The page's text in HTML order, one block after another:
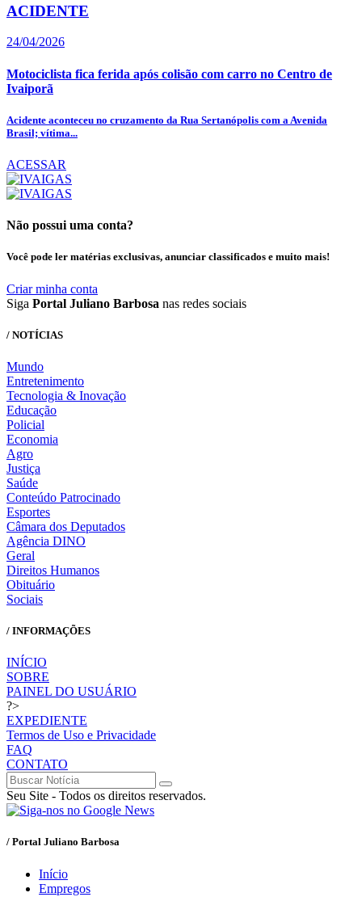
ACIDENTE
24/04/2026
Motociclista fica ferida após colisão com carro no Centro de
Ivaiporã
Acidente aconteceu no cruzamento da Rua Sertanópolis com a Avenida
Brasil; vítima...
ACESSAR
Não possui uma conta?
Você pode ler matérias exclusivas, anunciar classificados e muito mais!
Criar minha conta
Siga Portal Juliano Barbosa nas redes sociais
/ NOTÍCIAS
Mundo
Entretenimento
Tecnologia & Inovação
Educação
Policial
Economia
Agro
Justiça
Saúde
Conteúdo Patrocinado
Esportes
Câmara dos Deputados
Agência DINO
Geral
Direitos Humanos
Obituário
Sociais
/ INFORMAÇÕES
INÍCIO
SOBRE
PAINEL DO USUÁRIO
?>
EXPEDIENTE
Termos de Uso e Privacidade
FAQ
CONTATO
Seu Site - Todos os direitos reservados.
/ Portal Juliano Barbosa
Início
Empregos